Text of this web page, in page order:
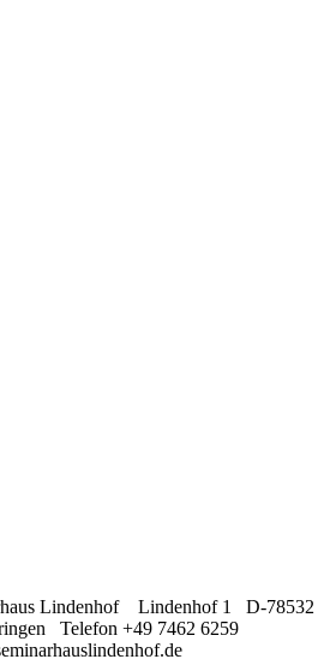
Lindenhof Lindenhof 1 D-78532
Telefon +49 7462 6259